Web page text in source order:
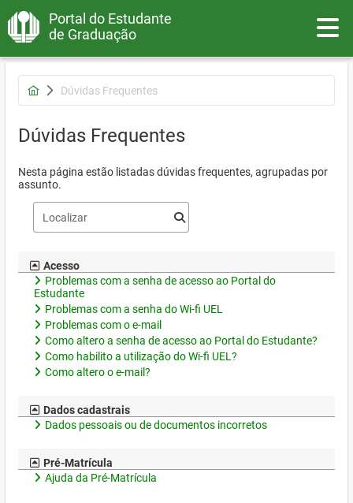
Portal do Estudante
de Graduação
Dúvidas Frequentes
Dúvidas Frequentes
Nesta página estão listadas dúvidas frequentes, agrupadas por
assunto.
Acesso
Problemas com a senha de acesso ao Portal do
Estudante
Problemas com a senha do Wi-fi UEL
Problemas com o e-mail
Como altero a senha de acesso ao Portal do Estudante?
Como habilito a utilização do Wi-fi UEL?
Como altero o e-mail?
Dados cadastrais
Dados pessoais ou de documentos incorretos
Pré-Matrícula
Ajuda da Pré-Matrícula